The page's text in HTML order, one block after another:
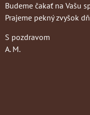
Budeme čakať na Vašu
Prajeme pekný zvyšok
S pozdravom
A. M.